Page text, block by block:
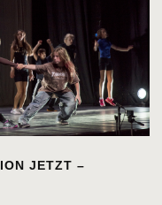
JETZT –